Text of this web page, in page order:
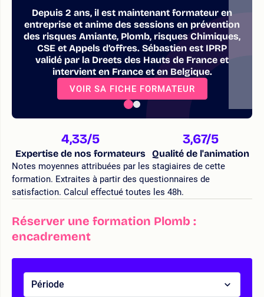
Depuis 2 ans, il est maintenant formateur en
entreprise et anime des sessions en prévention
des risques Amiante, Plomb, risques Chimiques,
CSE et Appels d’offres. Sébastien est IPRP
validé par la Dreets des Hauts de France et
intervient en France et en Belgique.
VOIR SA FICHE FORMATEUR
4,33/5
Expertise de nos formateurs
3,67/5
Qualité de l'animation
Notes moyennes attribuées par les stagiaires de cette
formation. Extraites à partir des questionnaires de
satisfaction. Calcul effectué toutes les 48h.
Réserver une formation Plomb :
encadrement
Période